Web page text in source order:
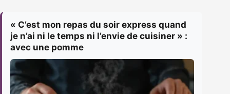
« C’est mon repas du soir express quand
je n’ai ni le temps ni l’envie de cuisiner » :
avec une pomme